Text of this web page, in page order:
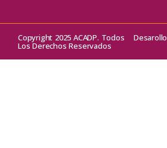
Copyright 2025 ACADP. Todos
Los Derechos Reservados